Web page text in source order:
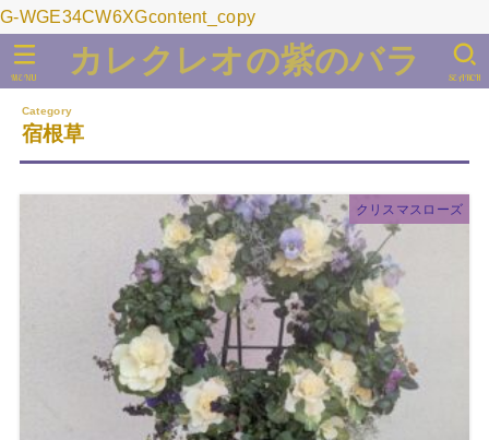
G-WGE34CW6XGcontent_copy
カレクレオの紫のバラ SEARCH
MENU
宿根草
クリスマスローズ